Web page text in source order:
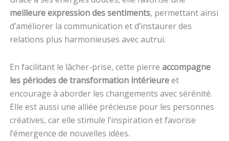
meilleure expression des sentiments, permettant ainsi
d’améliorer la communication et d’instaurer des
relations plus harmonieuses avec autrui.
En facilitant le lâcher-prise, cette pierre accompagne
les périodes de transformation intérieureet
encourage à aborder les changements avec sérénité.
Elle est aussi une alliée précieuse pour les personnes
créatives, car elle stimule l’inspiration et favorise
l’émergence de nouvelles idées.